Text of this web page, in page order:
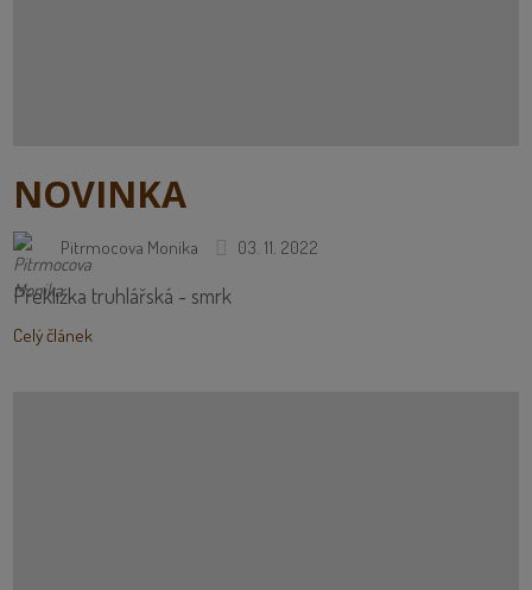
NOVINKA
Pitrmocova Monika 03. 11. 2022
Překližka truhlářská - smrk
Celý článek